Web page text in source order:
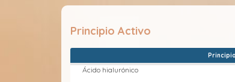
Principio Activo
Ácido hialurónico